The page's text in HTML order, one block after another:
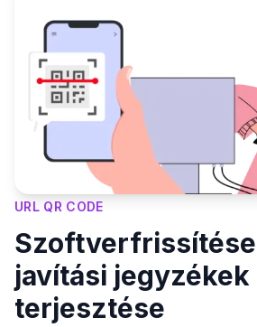
URL QR CODE
javítási jegyzékek
terjesztése